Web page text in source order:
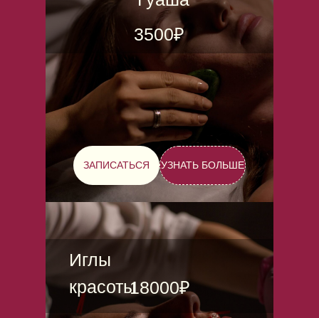
18000₽
3500₽
УЗНАТЬ БОЛЬШЕ
ЗАПИСАТЬСЯ
Иглы
красоты